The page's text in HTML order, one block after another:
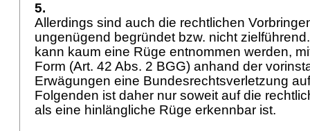
5.
Allerdings sind auch die rechtlichen
ungenügend begründet bzw. nicht
kann kaum eine Rüge entnommen werden,
Form (Art. 42 Abs. 2 BGG) anhand der
Erwägungen eine Bundesrechtsverletzung
Folgenden ist daher nur soweit auf die
als eine hinlängliche Rüge erkennbar ist.